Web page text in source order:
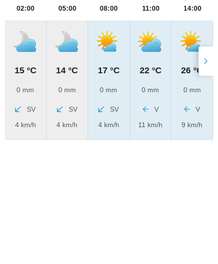
02:00
15 °C
0 mm
SV
4 km/h
05:00
14 °C
0 mm
SV
4 km/h
08:00
17 °C
0 mm
SV
4 km/h
11:00
22 °C
0 mm
V
11 km/h
14:00
26 °C
0 mm
V
9 km/h